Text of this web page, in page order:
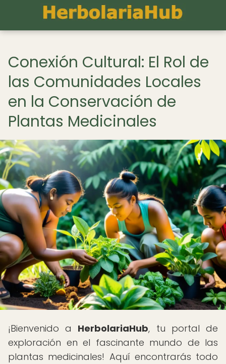
Conexión Cultural: El Rol de
las Comunidades Locales
en la Conservación de
Plantas Medicinales
¡Bienvenido a HerbolariaHub, tu portal de
exploración en el fascinante mundo de las
plantas medicinales! Aquí encontrarás todo